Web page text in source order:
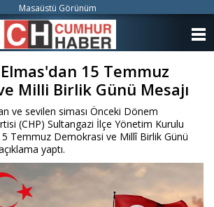
Elmas'dan 15 Temmuz
Milli Birlik Günü Mesajı
ve sevilen siması Önceki Dönem
(CHP) Sultangazi İlçe Yönetim Kurulu
Temmuz Demokrasi ve Millî Birlik Günü
yaptı.
Masaüstü Görünüm
ANKETLER
FOTO GALERİ
VİDEO GALERİ